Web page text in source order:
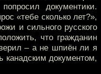
документики.
«тебе сколько лет?»,
и сильного русского
что гражданин
– а не шпиён ли я
канадским документом,